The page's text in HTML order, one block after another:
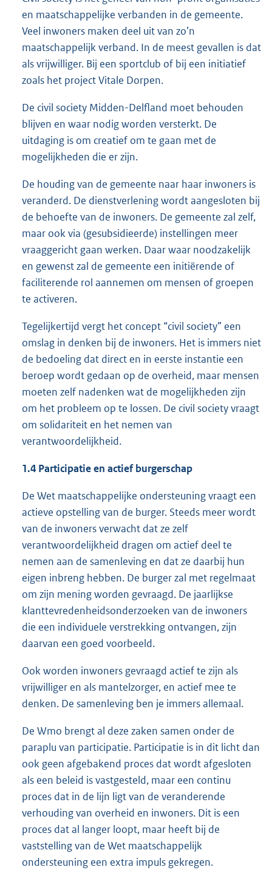
en maatschappelijke verbanden in de gemeente.
Veel inwoners maken deel uit van zo’n
maatschappelijk verband. In de meest gevallen is dat
als vrijwilliger. Bij een sportclub of bij een initiatief
zoals het project Vitale Dorpen.
De civil society Midden-Delfland moet behouden
blijven en waar nodig worden versterkt. De
uitdaging is om creatief om te gaan met de
mogelijkheden die er zijn.
De houding van de gemeente naar haar inwoners is
veranderd. De dienstverlening wordt aangesloten bij
de behoefte van de inwoners. De gemeente zal zelf,
maar ook via (gesubsidieerde) instellingen meer
vraaggericht gaan werken. Daar waar noodzakelijk
en gewenst zal de gemeente een initiërende of
faciliterende rol aannemen om mensen of groepen
te activeren.
Tegelijkertijd vergt het concept “civil society” een
omslag in denken bij de inwoners. Het is immers niet
de bedoeling dat direct en in eerste instantie een
beroep wordt gedaan op de overheid, maar mensen
moeten zelf nadenken wat de mogelijkheden zijn
om het probleem op te lossen. De civil society vraagt
om solidariteit en het nemen van
verantwoordelijkheid.
1.4 Participatie en actief burgerschap
De Wet maatschappelijke ondersteuning vraagt een
actieve opstelling van de burger. Steeds meer wordt
van de inwoners verwacht dat ze zelf
verantwoordelijkheid dragen om actief deel te
nemen aan de samenleving en dat ze daarbij hun
eigen inbreng hebben. De burger zal met regelmaat
om zijn mening worden gevraagd. De jaarlijkse
klanttevredenheidsonderzoeken van de inwoners
die een individuele verstrekking ontvangen, zijn
daarvan een goed voorbeeld.
Ook worden inwoners gevraagd actief te zijn als
vrijwilliger en als mantelzorger, en actief mee te
denken. De samenleving ben je immers allemaal.
De Wmo brengt al deze zaken samen onder de
paraplu van participatie. Participatie is in dit licht dan
ook geen afgebakend proces dat wordt afgesloten
als een beleid is vastgesteld, maar een continu
proces dat in de lijn ligt van de veranderende
verhouding van overheid en inwoners. Dit is een
proces dat al langer loopt, maar heeft bij de
vaststelling van de Wet maatschappelijk
ondersteuning een extra impuls gekregen.